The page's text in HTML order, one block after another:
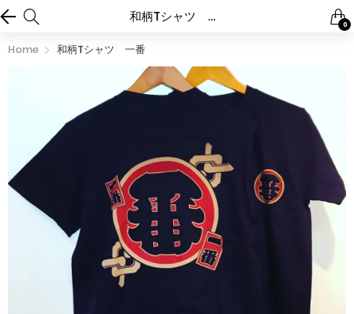
和柄Tシャツ 一番 0
Home 和柄Tシャツ 一番